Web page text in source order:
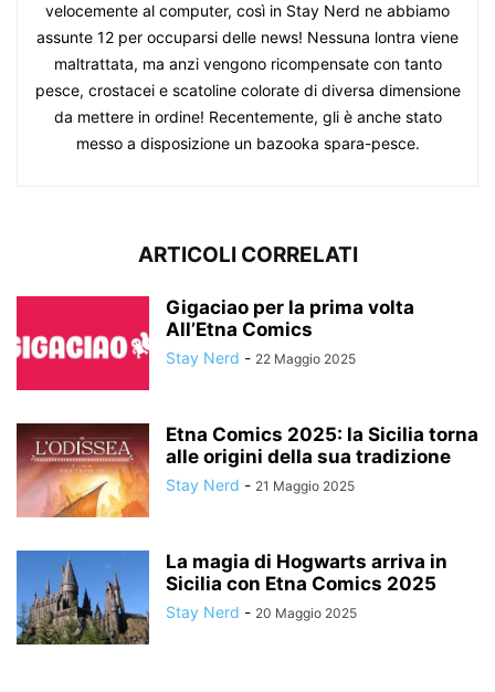
velocemente al computer, così in Stay Nerd ne abbiamo
assunte 12 per occuparsi delle news! Nessuna lontra viene
maltrattata, ma anzi vengono ricompensate con tanto
pesce, crostacei e scatoline colorate di diversa dimensione
da mettere in ordine! Recentemente, gli è anche stato
messo a disposizione un bazooka spara-pesce.
ARTICOLI CORRELATI
Gigaciao per la prima volta
All’Etna Comics
Stay Nerd - 22 Maggio 2025
Etna Comics 2025: la Sicilia torna
alle origini della sua tradizione
Stay Nerd - 21 Maggio 2025
La magia di Hogwarts arriva in
Sicilia con Etna Comics 2025
Stay Nerd - 20 Maggio 2025